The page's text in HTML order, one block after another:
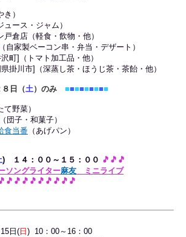
）
ュース・ジャム）
店（軽食・飲物・他）
（自家製ベーコン串・弁当・デザート）
町]（トマト加工品・他）
県掛川市]（深蒸し茶・ほうじ茶・茶飴・他）
８日（土）のみ ■■■■■■■■■
て野菜）
（団子・和菓子）
食当番 （あげパン）
) １４：００～１５：００ 🎵 🎵 🎵
ソングライター麻友 ミニライブ
🎵 🎵 🎵 🎵 🎵 🎵 🎵 🎵 🎵
日( 日 ) 10：00～16：00